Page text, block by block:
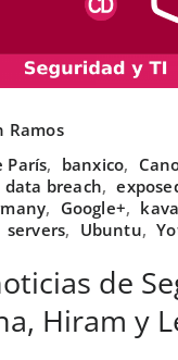
Ramos
París, banxico,
data breach,
, Google+,
servers, Ubuntu,
de
Hiram y